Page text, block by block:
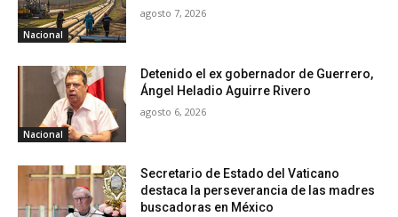
Nacional
agosto 7, 2026
Nacional
Detenido el ex gobernador de Guerrero,
Ángel Heladio Aguirre Rivero
agosto 6, 2026
Secretario de Estado del Vaticano
destaca la perseverancia de las madres
buscadoras en México